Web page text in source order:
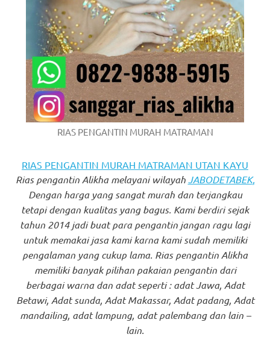
https://www.watchesb.com.
these
guys
https://
comment
here
replica
watches.
favorite
replica
RIAS PENGANTIN MURAH MATRAMAN
RIAS PENGANTIN MURAH MATRAMAN UTAN KAYU
Rias pengantin Alikha melayani wilayahJABODETABEK,
Dengan harga yang sangat murah dan terjangkau
tetapi dengan kualitas yang bagus. Kami berdiri sejak
tahun 2014 jadi buat para pengantin jangan ragu lagi
untuk memakai jasa kami karna kami sudah memiliki
pengalaman yang cukup lama. Rias pengantin Alikha
memiliki banyak pilihan pakaian pengantin dari
berbagai warna dan adat seperti : adat Jawa, Adat
Betawi, Adat sunda, Adat Makassar, Adat padang, Adat
mandailing, adat lampung, adat palembang dan lain –
lain.